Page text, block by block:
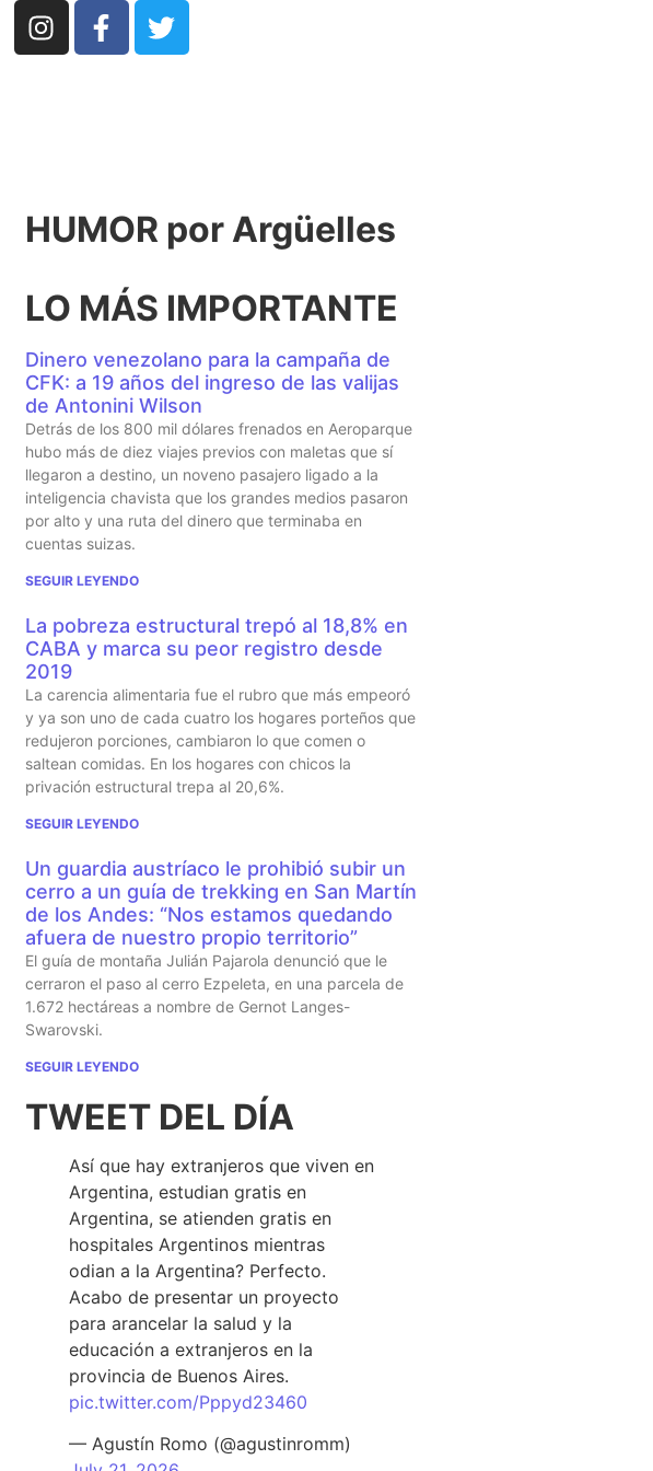
HUMOR por Argüelles​
LO MÁS IMPORTANTE
Dinero venezolano para la campaña de
CFK: a 19 años del ingreso de las valijas
de Antonini Wilson
Detrás de los 800 mil dólares frenados en Aeroparque
hubo más de diez viajes previos con maletas que sí
llegaron a destino, un noveno pasajero ligado a la
inteligencia chavista que los grandes medios pasaron
por alto y una ruta del dinero que terminaba en
cuentas suizas.
SEGUIR LEYENDO
La pobreza estructural trepó al 18,8% en
CABA y marca su peor registro desde
2019
La carencia alimentaria fue el rubro que más empeoró
y ya son uno de cada cuatro los hogares porteños que
redujeron porciones, cambiaron lo que comen o
saltean comidas. En los hogares con chicos la
privación estructural trepa al 20,6%.
SEGUIR LEYENDO
Un guardia austríaco le prohibió subir un
cerro a un guía de trekking en San Martín
de los Andes: “Nos estamos quedando
afuera de nuestro propio territorio”
El guía de montaña Julián Pajarola denunció que le
cerraron el paso al cerro Ezpeleta, en una parcela de
1.672 hectáreas a nombre de Gernot Langes-
Swarovski.
SEGUIR LEYENDO
TWEET DEL DÍA
Así que hay extranjeros que viven en
Argentina, estudian gratis en
Argentina, se atienden gratis en
hospitales Argentinos mientras
odian a la Argentina? Perfecto.
Acabo de presentar un proyecto
para arancelar la salud y la
educación a extranjeros en la
provincia de Buenos Aires.
pic.twitter.com/Pppyd23460
— Agustín Romo (@agustinromm)